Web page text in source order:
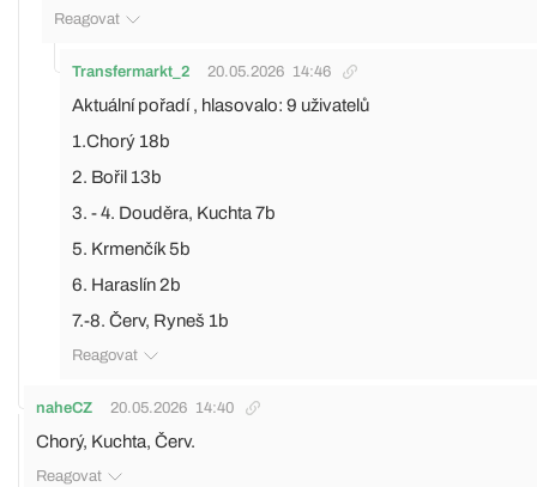
Reagovat
Transfermarkt_2 20.05.2026 14:46
Aktuální pořadí , hlasovalo: 9 uživatelů
1.Chorý 18b
2. Bořil 13b
3. - 4. Douděra, Kuchta 7b
5. Krmenčík 5b
6. Haraslín 2b
7.-8. Červ, Ryneš 1b
Reagovat
naheCZ 20.05.2026 14:40
Chorý, Kuchta, Červ.
Reagovat